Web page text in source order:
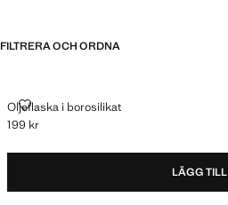
FILTRERA OCH ORDNA
Oljeflaska i borosilikat
OLJEFLASKA I BOROSILIKAT
Gällande pris [199 kr ]
199 kr
LÄGG TILL